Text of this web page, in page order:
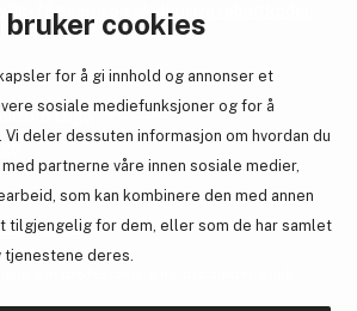
bruker cookies
for å gi innhold og annonser et
sosiale mediefunksjoner og for å
Vi deler dessuten informasjon om hvordan du
partnerne våre innen sosiale medier,
som kan kombinere den med annen
tilgjengelig for dem, eller som de har samlet
tjenestene deres.
- få poeng og eksklusive rabattkoder.
Group AS